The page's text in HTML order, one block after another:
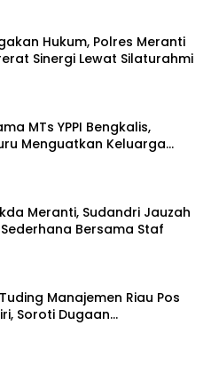
Hukum, Polres Meranti
Sinergi Lewat Silaturahmi
MTs YPPI Bengkalis,
Menguatkan Keluarga
Meranti, Sudandri Jauzah
Bersama Staf
Manajemen Riau Pos
Soroti Dugaan
Aset